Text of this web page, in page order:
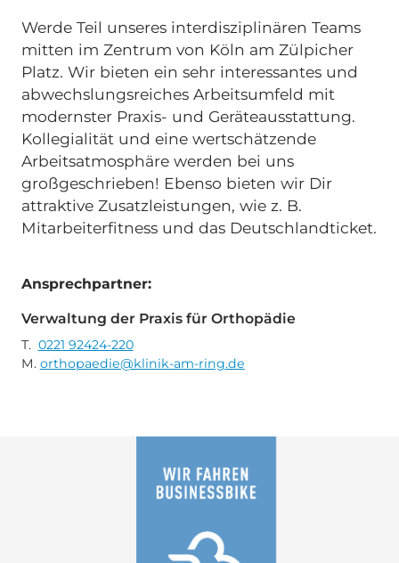
Werde Teil unseres interdisziplinären Teams
mitten im Zentrum von Köln am Zülpicher
Platz. Wir bieten ein sehr interessantes und
abwechslungsreiches Arbeitsumfeld mit
modernster Praxis- und Geräteausstattung.
Kollegialität und eine wertschätzende
Arbeitsatmosphäre werden bei uns
großgeschrieben! Ebenso bieten wir Dir
attraktive Zusatzleistungen, wie z. B.
Mitarbeiterfitness und das Deutschlandticket.
Ansprechpartner:
Verwaltung der Praxis für Orthopädie
T. 0221 92424-220
M. orthopaedie@klinik-am-ring.de